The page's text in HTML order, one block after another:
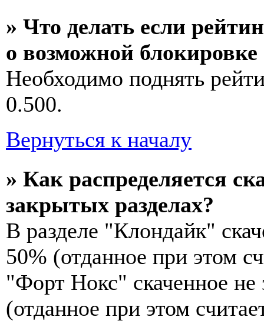
» Что делать если
о возможной
Необходимо поднять
0.500.
Вернуться к началу
» Как распределяется
закрытых разделах?
В разделе "Клондайк"
50% (отданное при этом
"Форт Нокс" скаченное не
(отданное при этом